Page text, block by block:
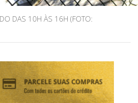
DAS 10H ÀS 16H (FOTO: